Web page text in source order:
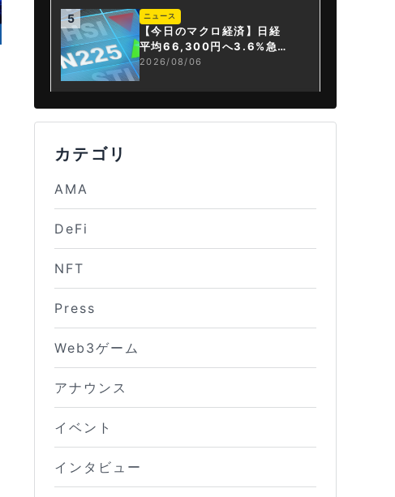
5 ニュース
【今日のマクロ経済】日経
平均66,300円へ3.6%急騰
もAI投資回収懸念が再燃
2026/08/06
カテゴリ
AMA
DeFi
NFT
Press
Web3ゲーム
アナウンス
イベント
インタビュー